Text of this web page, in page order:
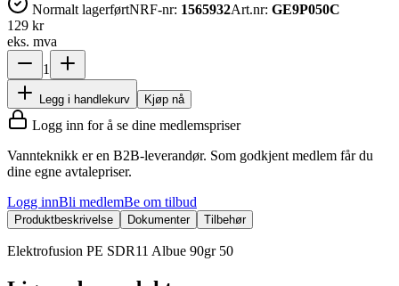
Normalt lagerførtNRF-nr: 1565932Art.nr: GE9P050C
129 kr
eks. mva
1
Legg i handlekurv Kjøp nå
Logg inn for å se dine medlemspriser
Vannteknikk er en B2B-leverandør. Som godkjent medlem får du
dine egne avtalepriser.
Logg innBli medlemBe om tilbud
Produktbeskrivelse Dokumenter Tilbehør
Elektrofusion PE SDR11 Albue 90gr 50